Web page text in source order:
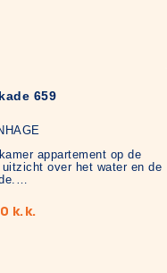
659
appartement op de
over het water en de
k.k.